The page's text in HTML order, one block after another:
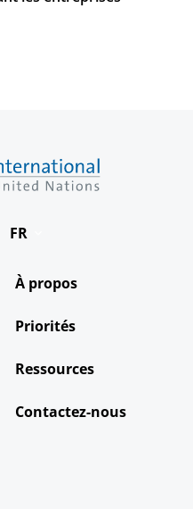
FR
Deutsch
Italiano
Português
À propos
Priorités
Ressources
Contactez-nous